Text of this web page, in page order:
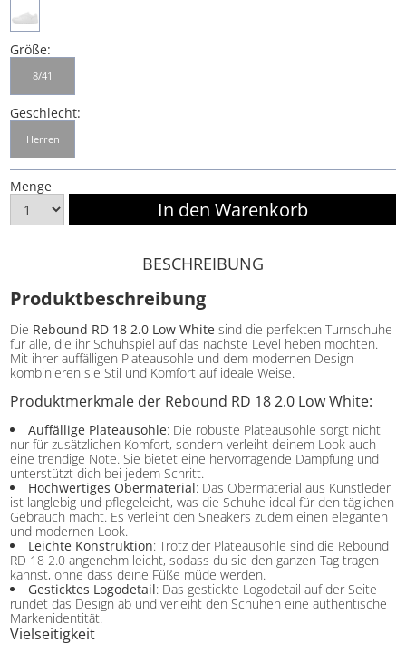
Größe:
8/41
Geschlecht:
Herren
Menge
BESCHREIBUNG
Produktbeschreibung
Die Rebound RD 18 2.0 Low White sind die perfekten Turnschuhe
für alle, die ihr Schuhspiel auf das nächste Level heben möchten.
Mit ihrer auffälligen Plateausohle und dem modernen Design
kombinieren sie Stil und Komfort auf ideale Weise.
Produktmerkmale der Rebound RD 18 2.0 Low White:
Auffällige Plateausohle: Die robuste Plateausohle sorgt nicht
nur für zusätzlichen Komfort, sondern verleiht deinem Look auch
eine trendige Note. Sie bietet eine hervorragende Dämpfung und
unterstützt dich bei jedem Schritt.
Hochwertiges Obermaterial: Das Obermaterial aus Kunstleder
ist langlebig und pflegeleicht, was die Schuhe ideal für den täglichen
Gebrauch macht. Es verleiht den Sneakers zudem einen eleganten
und modernen Look.
Leichte Konstruktion: Trotz der Plateausohle sind die Rebound
RD 18 2.0 angenehm leicht, sodass du sie den ganzen Tag tragen
kannst, ohne dass deine Füße müde werden.
Gesticktes Logodetail: Das gestickte Logodetail auf der Seite
rundet das Design ab und verleiht den Schuhen eine authentische
Markenidentität.
Vielseitigkeit